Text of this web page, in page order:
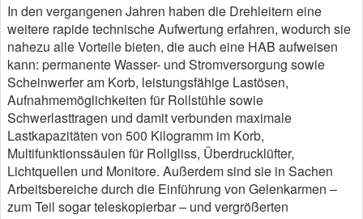
In den vergangenen Jahren haben die Drehleitern eine
weitere rapide technische Aufwertung erfahren, wodurch sie
nahezu alle Vorteile bieten, die auch eine HAB aufweisen
kann: permanente Wasser- und Stromversorgung sowie
Scheinwerfer am Korb, leistungsfähige Lastösen,
Aufnahmemöglichkeiten für Rollstühle sowie
Schwerlasttragen und damit verbunden maximale
Lastkapazitäten von 500 Kilogramm im Korb,
Multifunktionssäulen für Rollgliss, Überdrucklüfter,
Lichtquellen und Monitore. Außerdem sind sie in Sachen
Arbeitsbereiche durch die Einführung von Gelenkarmen –
zum Teil sogar teleskopierbar – und vergrößerten